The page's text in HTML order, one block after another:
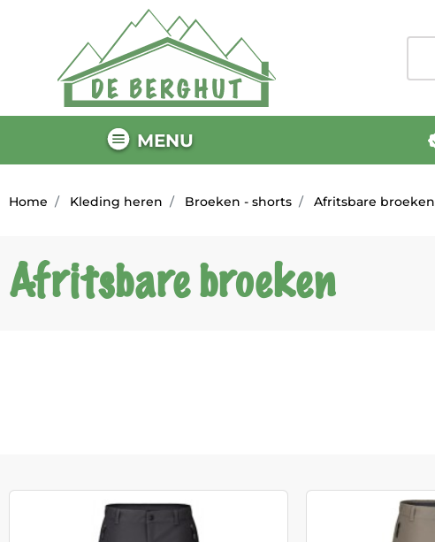
MENU
Home Kleding heren Broeken - shorts Afritsbare broeken
Afritsbare broeken